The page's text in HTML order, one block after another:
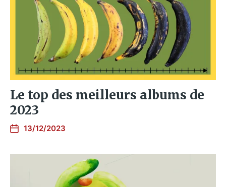
Le top des meilleurs albums de
2023
13/12/2023